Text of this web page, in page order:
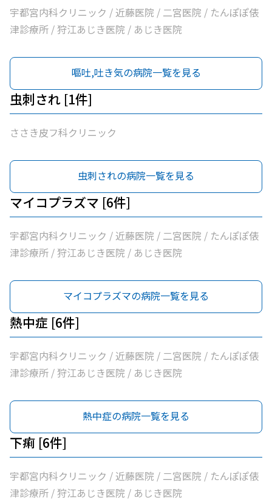
宇都宮内科クリニック / 近藤医院 / 二宮医院 / たんぽぽ俵
津診療所 / 狩江あじき医院 / あじき医院
嘔吐,吐き気の病院一覧を見る
虫刺され [1件]
ささき皮フ科クリニック
虫刺されの病院一覧を見る
マイコプラズマ [6件]
宇都宮内科クリニック / 近藤医院 / 二宮医院 / たんぽぽ俵
津診療所 / 狩江あじき医院 / あじき医院
マイコプラズマの病院一覧を見る
熱中症 [6件]
宇都宮内科クリニック / 近藤医院 / 二宮医院 / たんぽぽ俵
津診療所 / 狩江あじき医院 / あじき医院
熱中症の病院一覧を見る
下痢 [6件]
宇都宮内科クリニック / 近藤医院 / 二宮医院 / たんぽぽ俵
津診療所 / 狩江あじき医院 / あじき医院